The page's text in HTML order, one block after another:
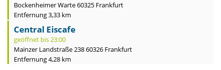
Bockenheimer Warte 60325 Frankfurt
Entfernung 3,33 km
Central Eiscafe
geöffnet bis 23:00
Mainzer Landstraße 238 60326 Frankfurt
Entfernung 4,28 km